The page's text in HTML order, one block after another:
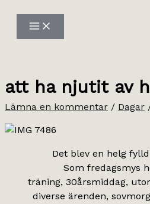
innehåll
att ha njutit av
Lämna en kommentar / Dagar
Det blev en helg
Som fredagsmys
träning, 30årsmiddag,
diverse ärenden,